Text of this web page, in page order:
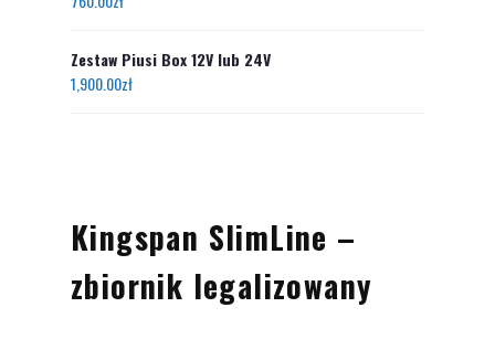
Zestaw Piusi Box 12V lub 24V
1,900.00zł
Kingspan SlimLine –
zbiornik legalizowany